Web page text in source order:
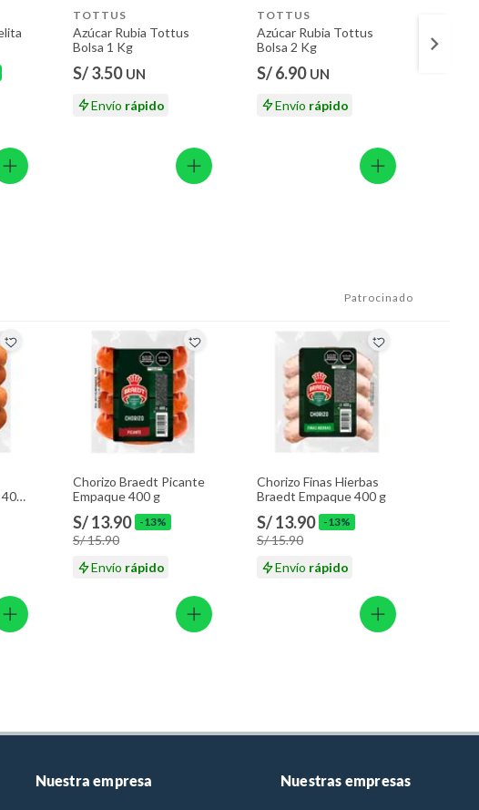
TOTTUS
Azúcar Rubia Tottus
Bolsa 1 Kg
S/ 3.50 UN
Envío rápido
TOTTUS
Azúcar Rubia Tottus
Bolsa 2 Kg
S/ 6.90 UN
Envío rápido
Patrocinado
Chorizo Braedt Picante
Empaque 400 g
S/ 13.90 -13%
S/ 15.90
Envío rápido
Chorizo Finas Hierbas
Braedt Empaque 400 g
S/ 13.90 -13%
S/ 15.90
Envío rápido
Nuestra empresa Nuestras empresas